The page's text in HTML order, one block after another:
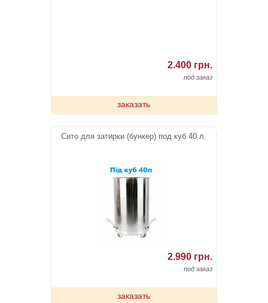
2.400 грн.
под заказ
заказать
Сито для затирки (бункер) под куб 40 л.
2.990 грн.
под заказ
заказать